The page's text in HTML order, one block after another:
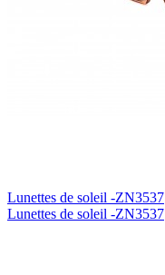
Lunettes de soleil -ZN3537
Lunettes de soleil -ZN3537